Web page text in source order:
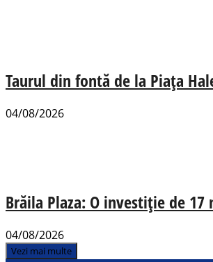
Taurul din fontă de la Piața
04/08/2026
Brăila Plaza: O investiție de
04/08/2026
Vezi mai multe